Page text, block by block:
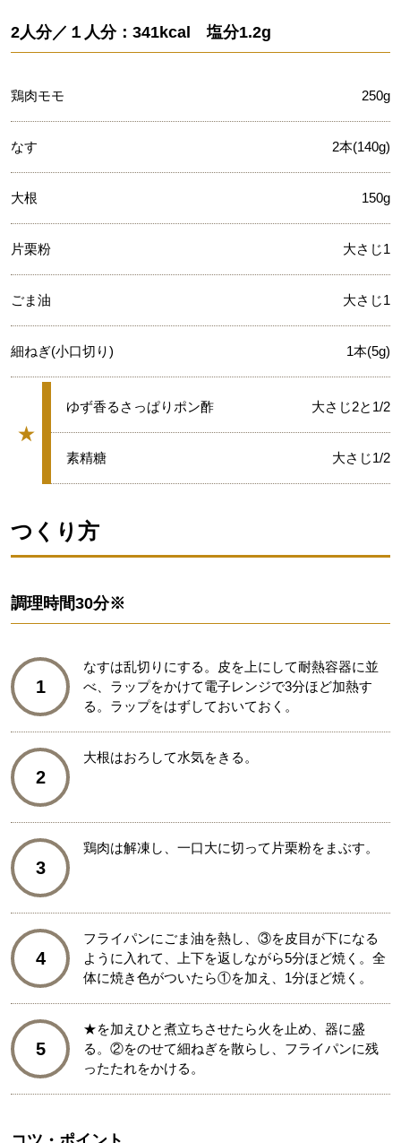
2人分／１人分：341kcal 塩分1.2g
鶏肉モモ 250g
なす 2本(140g)
大根 150g
片栗粉 大さじ1
ごま油 大さじ1
細ねぎ(小口切り) 1本(5g)
★
グループ
★
ゆず香るさっぱりポン酢 大さじ2と1/2
★
素精糖 大さじ1/2
つくり方
調理時間30分※
1
なすは乱切りにする。皮を上にして耐熱容器に並
べ、ラップをかけて電子レンジで3分ほど加熱す
る。ラップをはずしておいておく。
2
大根はおろして水気をきる。
3
鶏肉は解凍し、一口大に切って片栗粉をまぶす。
4
フライパンにごま油を熱し、③を皮目が下になる
ように入れて、上下を返しながら5分ほど焼く。全
体に焼き色がついたら①を加え、1分ほど焼く。
5
★を加えひと煮立ちさせたら火を止め、器に盛
る。②をのせて細ねぎを散らし、フライパンに残
ったたれをかける。